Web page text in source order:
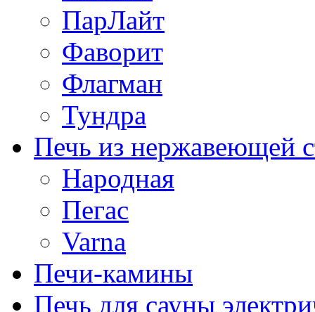
ПарЛайт
Фаворит
Флагман
Тундра
Печь из нержавеющей
Народная
Пегас
Varna
Печи-камины
Печь для сауны